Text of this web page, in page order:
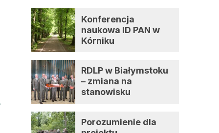
autorem
Konferencja
naukowa ID PAN w
Kórniku
RDLP w Białymstoku
– zmiana na
stanowisku
Porozumienie dla